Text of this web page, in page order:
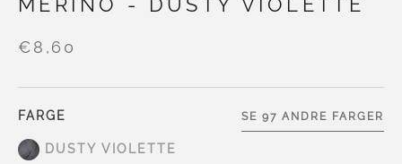
€8,60
FARGE
DUSTY VIOLETTE
SE 97 ANDRE FARGER